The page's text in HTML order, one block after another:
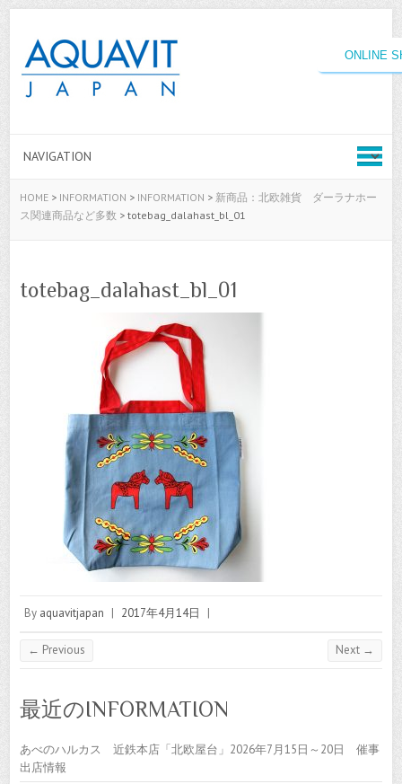
ONLINE
HOME> INFORMATION > INFORMATION > 新商品：北欧雑貨 ダーラナホー
ス関連商品など多数 > totebag_dalahast_bl_01
totebag_dalahast_bl_01
By aquavitjapan | 2017年4月14日 |
← Previous Next →
最近のINFORMATION
あべのハルカス 近鉄本店「北欧屋台」2026年7月15日～20日 催事
出店情報